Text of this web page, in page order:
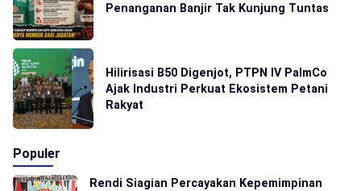
Penanganan Banjir Tak Kunjung Tuntas
Hilirisasi B50 Digenjot, PTPN IV PalmCo
Ajak Industri Perkuat Ekosistem Petani
Rakyat
Populer
Rendi Siagian Percayakan Kepemimpinan